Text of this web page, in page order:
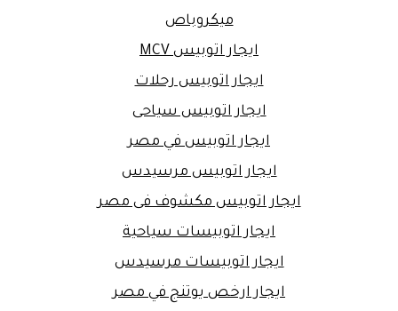
ميكروباص
ايجار اتوبيس MCV
ايجار اتوبيس رحلات
ايجار اتوبيس سياحى
ايجار اتوبيس في مصر
ايجار اتوبيس مرسيدس
ايجار اتوبيس مكشوف فى مصر
ايجار اتوبيسات سياحية
ايجار اتوبيسات مرسيدس
ايجار ارخص يوتنج في مصر